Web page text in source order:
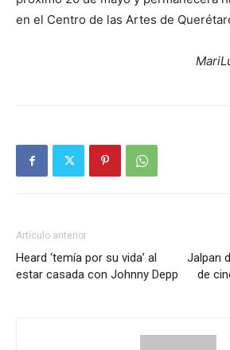
en el Centro de las Artes de
Artículo anterior
Heard ‘temía por su vida’ al
estar casada con Johnny Depp
Jalpan
de